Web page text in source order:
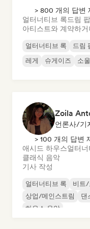
> 800 개의 답변
얼터너티브 록드림 팝
아티스트와 계약하
얼터너티브 록 드림
레게
슈게이즈 소울
Zoila
언론사/기
> 100 개의 답변
애시드 하우스얼터
클래식 음악
기사 작성
얼터너티브 록 비트/
상업/메인스트림
댄
하우스 음악